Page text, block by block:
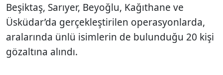
Beşiktaş, Sarıyer, Beyoğlu, Kağıthane ve
Üsküdar’da gerçekleştirilen operasyonlarda,
aralarında ünlü isimlerin de bulunduğu 20 kişi
gözaltına alındı.